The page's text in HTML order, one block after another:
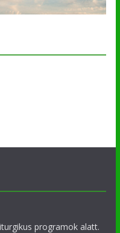
programok alatt.